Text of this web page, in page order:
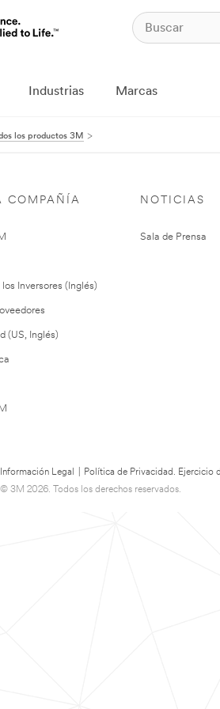
Industrias Marcas
los productos 3M
COMPAÑÍA
Inversores (Inglés)
(US, Inglés)
NOTICIAS
Sala de Prensa
Información Legal Política de Privacidad. Ejercicio
© 3M 2026. Todos los derechos reservados.